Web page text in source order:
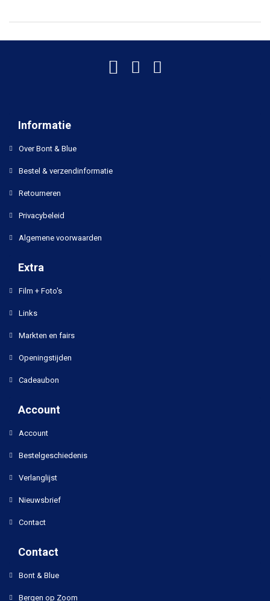
Informatie
Over Bont & Blue
Bestel & verzendinformatie
Retourneren
Privacybeleid
Algemene voorwaarden
Extra
Film + Foto's
Links
Markten en fairs
Openingstijden
Cadeaubon
Account
Account
Bestelgeschiedenis
Verlanglijst
Nieuwsbrief
Contact
Contact
Bont & Blue
Bergen op Zoom